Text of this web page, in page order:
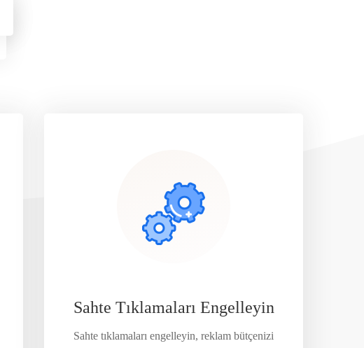
Sahte Tıklamaları Engelleyin
Sahte tıklamaları engelleyin, reklam bütçenizi